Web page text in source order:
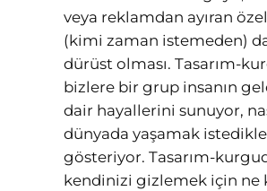
veya reklamdan ayıran
(kimi zaman istemeden)
dürüst olması. Tasarım-
bizlere bir grup insanın
dair hayallerini sunuyor,
dünyada yaşamak
gösteriyor. Tasarım-
kendinizi gizlemek için ne